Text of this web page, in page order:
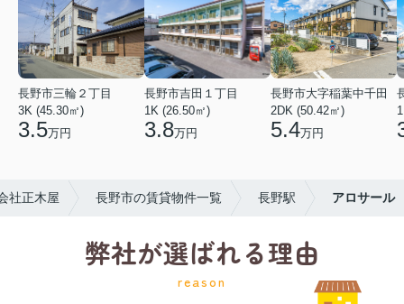
長野市三輪２丁目
3K (45.30㎡)
3.5万円
長野市吉田１丁目
1K (26.50㎡)
3.8万円
長野市大字稲葉中千田
2DK (50.42㎡)
5.4万円
社正木屋 長野市の賃貸物件一覧 長野駅 アロサール
弊社が選ばれる理由
reason